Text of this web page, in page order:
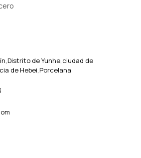
de Yunhe,ciudad de
de Hebei,Porcelana